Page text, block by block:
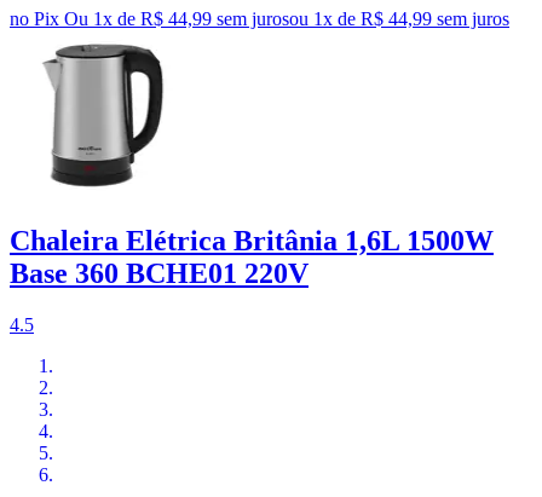
no Pix Ou 1x de R$ 44,99 sem jurosou 1x de R$ 44,99 sem juros
Chaleira Elétrica Britânia 1,6L 1500W
Base 360 BCHE01 220V
4.5